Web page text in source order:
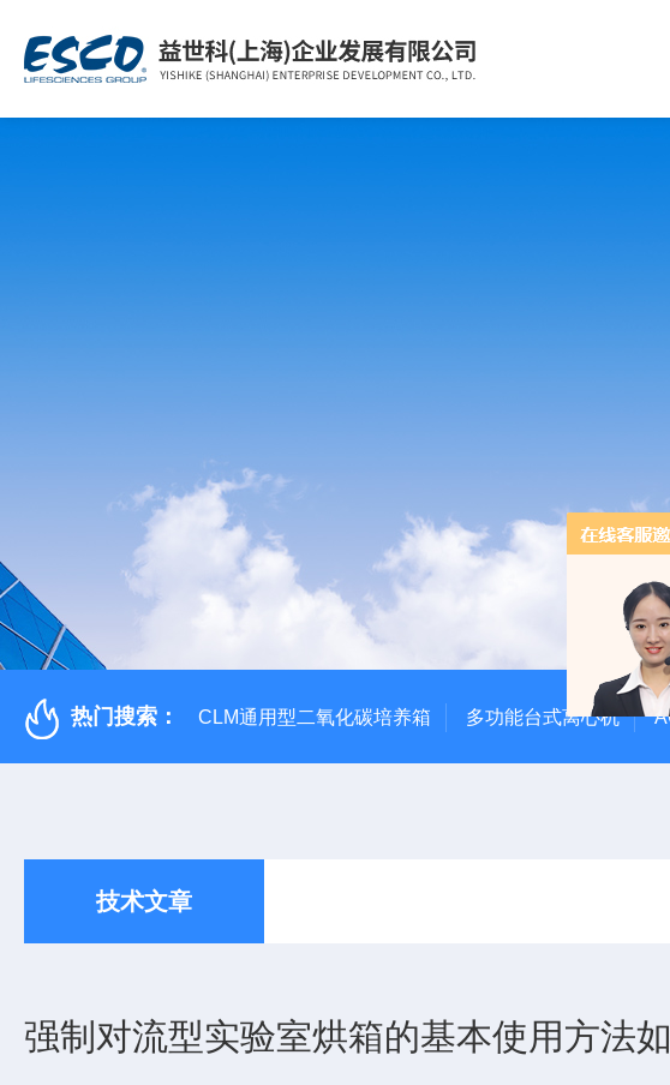
热门搜索： CLM通用型二氧化碳培养箱 多功能台式离心机
技术文章
强制对流型实验室烘箱的基本使用方法